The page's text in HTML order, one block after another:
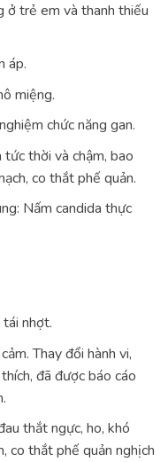
ở trẻ em và thanh thiếu
áp.
miệng.
chức năng gan.
thời và chậm, bao
co thắt phế quản.
Nấm candida thực
nhợt.
Thay đổi hành vi,
đã được báo cáo
thắt ngực, ho, khó
co thắt phế quản nghịch